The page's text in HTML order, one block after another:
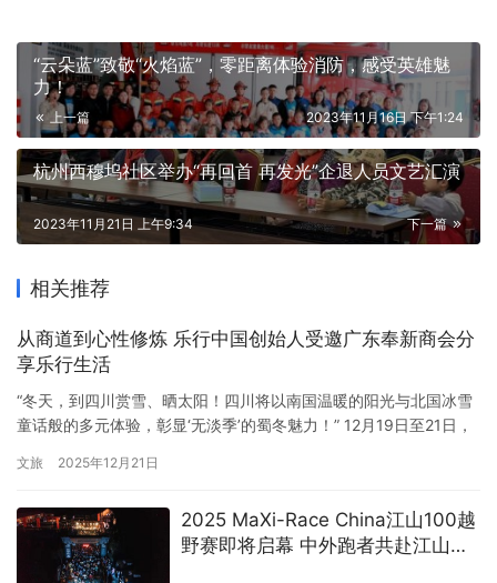
“云朵蓝”致敬“火焰蓝”，零距离体验消防，感受英雄魅
力！
上一篇 2023年11月16日 下午1:24
杭州西穆坞社区举办“再回首 再发光”企退人员文艺汇演
下一篇
2023年11月21日 上午9:34
相关推荐
从商道到心性修炼 乐行中国创始人受邀广东奉新商会分
享乐行生活
“冬天，到四川赏雪、晒太阳！四川将以南国温暖的阳光与北国冰雪
童话般的多元体验，彰显‘无淡季’的蜀冬魅力！” 12月19日至21日，
川”盛装亮相，四川省文化和旅游厅携自贡、攀枝花、广元、内江、
州及多家文旅企业组团参展，带来冬游四川的特色资源…
文旅 2025年12月21日
2025 MaXi-Race China江山100越
野赛即将启幕 中外跑者共赴江山之